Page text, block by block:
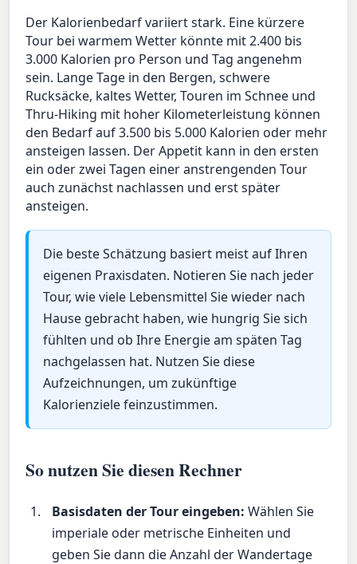
Der Kalorienbedarf variiert stark. Eine kürzere
Tour bei warmem Wetter könnte mit 2.400 bis
3.000 Kalorien pro Person und Tag angenehm
sein. Lange Tage in den Bergen, schwere
Rucksäcke, kaltes Wetter, Touren im Schnee und
Thru-Hiking mit hoher Kilometerleistung können
den Bedarf auf 3.500 bis 5.000 Kalorien oder mehr
ansteigen lassen. Der Appetit kann in den ersten
ein oder zwei Tagen einer anstrengenden Tour
auch zunächst nachlassen und erst später
ansteigen.
Die beste Schätzung basiert meist auf Ihren
eigenen Praxisdaten. Notieren Sie nach jeder
Tour, wie viele Lebensmittel Sie wieder nach
Hause gebracht haben, wie hungrig Sie sich
fühlten und ob Ihre Energie am späten Tag
nachgelassen hat. Nutzen Sie diese
Aufzeichnungen, um zukünftige
Kalorienziele feinzustimmen.
So nutzen Sie diesen Rechner
Basisdaten der Tour eingeben: Wählen Sie
imperiale oder metrische Einheiten und
geben Sie dann die Anzahl der Wandertage